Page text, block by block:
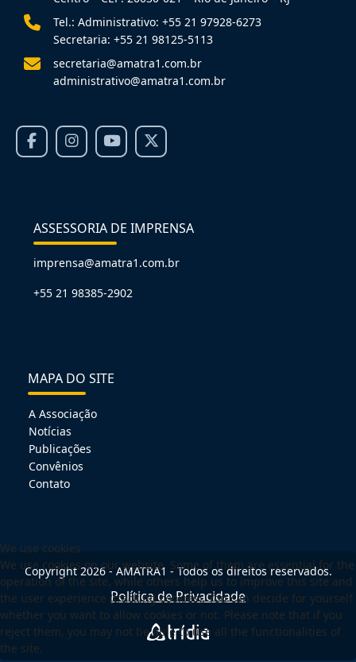
Tel.: Administrativo: +55 21 97928-6273
Secretaria: +55 21 98125-5113
secretaria@amatra1.com.br
administrativo@amatra1.com.br
ASSESSORIA DE IMPRENSA
imprensa@amatra1.com.br
+55 21 98385-2902
MAPA DO SITE
A Associação
Notícias
Publicações
Convênios
Contato
Copyright 2026 - AMATRA1 - Todos os direitos reservados.
Política de Privacidade
We use cookies
We use cookies on our website. Some of them are essential for the
operation of the site, while others help us to improve this site and
the user experience (tracking cookies). You can decide for yourself
whether you want to allow cookies or not. Please note that if you
reject them, you may not be able to use all the functionalities of
the site.